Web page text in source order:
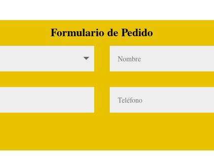
Formulario de Pedido